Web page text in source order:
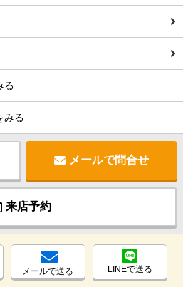
る
みる
メールで問合せ
来店予約
メールで送る LINEで送る